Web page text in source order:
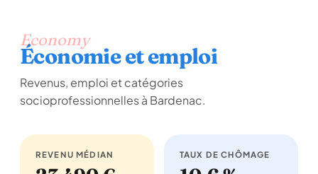
Economy
Économie et emploi
Revenus, emploi et catégories
socioprofessionnelles à Bardenac.
REVENU MÉDIAN TAUX DE CHÔMAGE